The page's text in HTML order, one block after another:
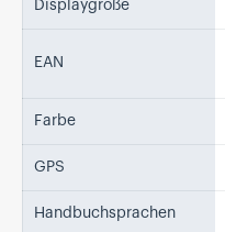
Displaygröße
EAN
Farbe
GPS
Handbuchsprachen